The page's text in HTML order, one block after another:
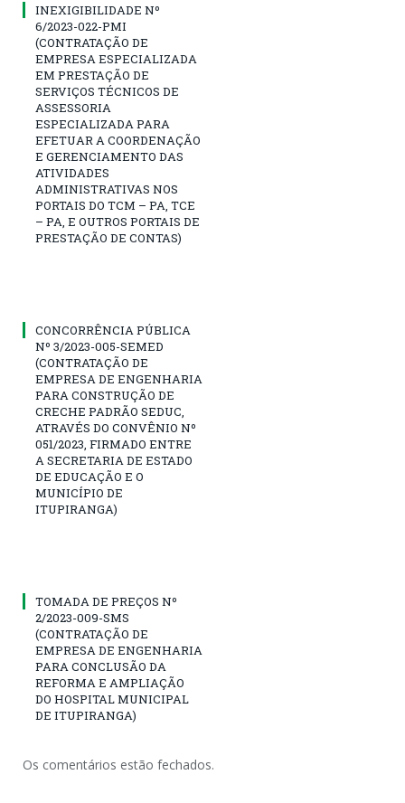
INEXIGIBILIDADE Nº
6/2023-022-PMI
(CONTRATAÇÃO DE
EMPRESA ESPECIALIZADA
EM PRESTAÇÃO DE
SERVIÇOS TÉCNICOS DE
ASSESSORIA
ESPECIALIZADA PARA
EFETUAR A COORDENAÇÃO
E GERENCIAMENTO DAS
ATIVIDADES
ADMINISTRATIVAS NOS
PORTAIS DO TCM – PA, TCE
– PA, E OUTROS PORTAIS DE
PRESTAÇÃO DE CONTAS)
CONCORRÊNCIA PÚBLICA
Nº 3/2023-005-SEMED
(CONTRATAÇÃO DE
EMPRESA DE ENGENHARIA
PARA CONSTRUÇÃO DE
CRECHE PADRÃO SEDUC,
ATRAVÉS DO CONVÊNIO Nº
051/2023, FIRMADO ENTRE
A SECRETARIA DE ESTADO
DE EDUCAÇÃO E O
MUNICÍPIO DE
ITUPIRANGA)
TOMADA DE PREÇOS Nº
2/2023-009-SMS
(CONTRATAÇÃO DE
EMPRESA DE ENGENHARIA
PARA CONCLUSÃO DA
REFORMA E AMPLIAÇÃO
DO HOSPITAL MUNICIPAL
DE ITUPIRANGA)
Os comentários estão fechados.